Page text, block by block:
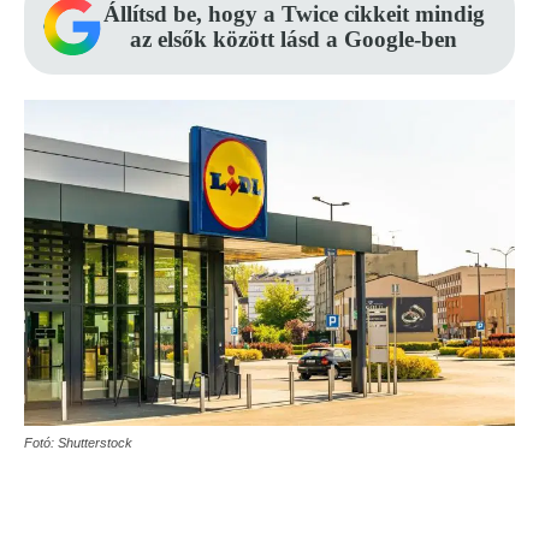
Állítsd be, hogy a Twice cikkeit mindig
az elsők között lásd a Google-ben
Fotó: Shutterstock